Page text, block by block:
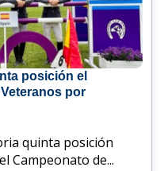
posición el
por
quinta posición
Campeonato de...